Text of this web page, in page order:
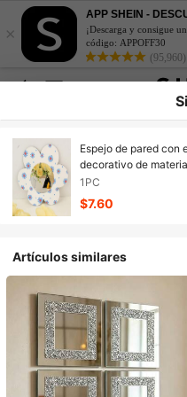
×
APP SHEIN -
¡Descarga y consigue
código: APPOFF30
(95,960)
Espejo de pared con
decorativo de
espejo único para
baño
1PC
$7.60
Artículos similares